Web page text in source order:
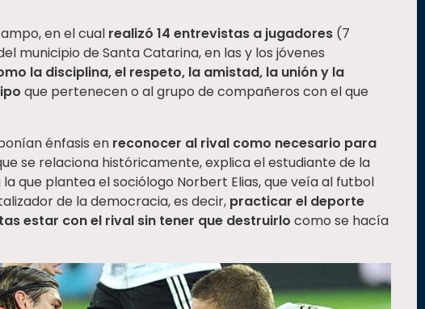
en el cual realizó 14 entrevistas a jugadores (7
municipio de Santa Catarina, en las y los jóvenes
la disciplina, el respeto, la amistad, la unión y la
que pertenecen o al grupo de compañeros con el que
énfasis en reconocer al rival como necesario para
se relaciona históricamente, explica el estudiante de la
la que plantea el sociólogo Norbert Elias, que veía al futbol
de la democracia, es decir, practicar el deporte
estar con el rival sin tener que destruirlo como se hacía